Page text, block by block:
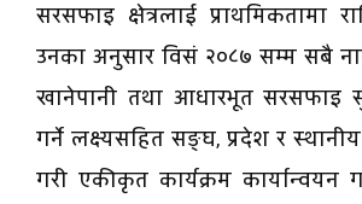
सरसफाइ क्षेत्रलाई प्राथमिकतामा
उनका अनुसार विसं २०८७ सम्म सबै
खानेपानी तथा आधारभूत सरसफाइ
गर्ने लक्ष्यसहित सङ्घ, प्रदेश र
गरी एकीकृत कार्यक्रम कार्यान्वयन